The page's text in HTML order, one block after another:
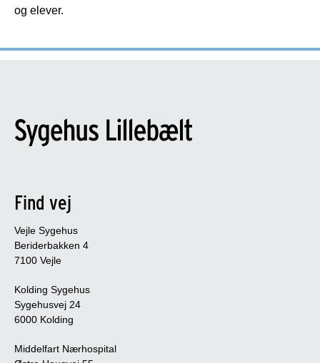
og elever.
Find vej
Vejle Sygehus
Beriderbakken 4
7100 Vejle
Kolding Sygehus
Sygehusvej 24
6000 Kolding
Middelfart Nærhospital